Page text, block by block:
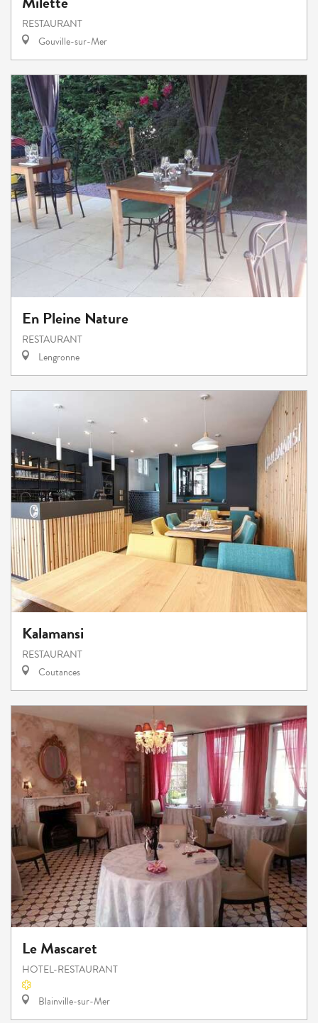
RESTAURANT
Gouville-sur-Mer
En Pleine Nature
RESTAURANT
Lengronne
Kalamansi
RESTAURANT
Coutances
Le Mascaret
HOTEL-RESTAURANT
Blainville-sur-Mer